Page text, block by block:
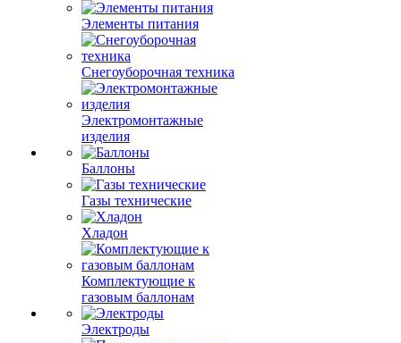
Элементы питания
Снегоуборочная техника
Электромонтажные
изделия
Баллоны
Газы технические
Хладон
Комплектующие к
газовым баллонам
Электроды